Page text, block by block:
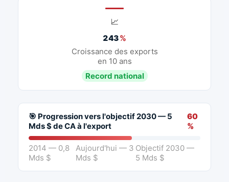
📈
243%
Croissance des exports
en 10 ans
Record national
🎯 Progression vers l'objectif 2030 — 5
Mds $ de CA à l'export
60
%
2014 — 0,8
Mds $
Aujourd'hui — 3
Mds $
Objectif 2030 —
5 Mds $